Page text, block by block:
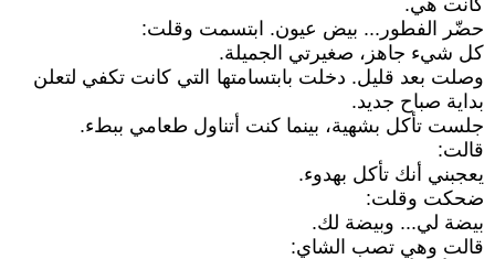
كانت هي.
حضّر الفطور... بيض عيون. ابتسمت وقلت:
كل شيء جاهز، صغيرتي الجميلة.
وصلت بعد قليل. دخلت بابتسامتها التي كانت تكفي لتعلن
بداية صباح جديد.
جلست تأكل بشهية، بينما كنت أتناول طعامي ببطء.
قالت:
يعجبني أنك تأكل بهدوء.
ضحكت وقلت:
بيضة لي... وبيضة لك.
قالت وهي تصب الشاي: